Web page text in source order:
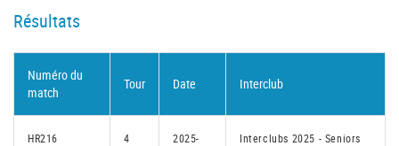
Résultats
Numéro du
match
Tour Date Interclub
HR216 4
2025-
Interclubs 2025 - Seniors